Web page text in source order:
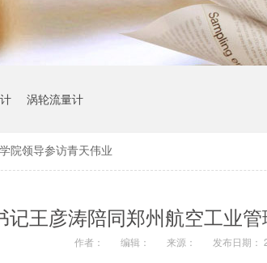
涡轮流量计
院领导参访青天伟业
记王彦涛陪同郑州航空工业
作者： 编辑： 来源： 发布日期：